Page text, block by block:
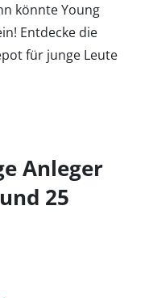
könnte Young
Entdecke die
für junge Leute
Anleger
25